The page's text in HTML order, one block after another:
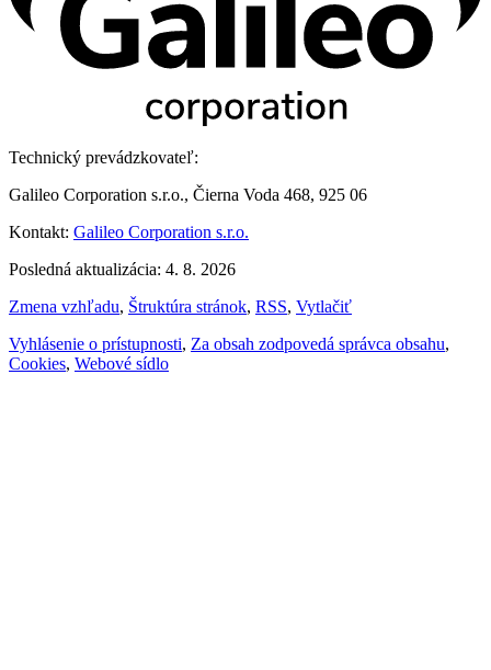
Technický prevádzkovateľ:
Galileo Corporation s.r.o., Čierna Voda 468, 925 06
Kontakt: Galileo Corporation s.r.o.
Posledná aktualizácia: 4. 8. 2026
Zmena vzhľadu, Štruktúra stránok, RSS, Vytlačiť
Vyhlásenie o prístupnosti, Za obsah zodpovedá správca obsahu,
Cookies, Webové sídlo